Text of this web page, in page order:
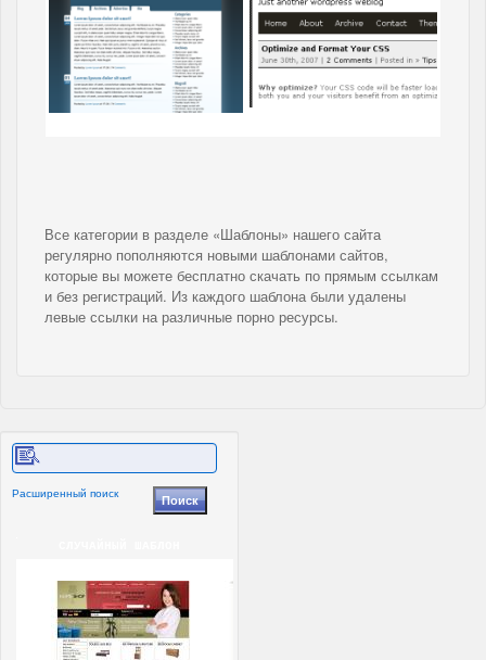
Все категории в разделе «Шаблоны» нашего сайта
регулярно пополняются новыми шаблонами сайтов,
которые вы можете бесплатно скачать по прямым ссылкам
и без регистраций. Из каждого шаблона были удалены
левые ссылки на различные порно ресурсы.
Расширенный поиск